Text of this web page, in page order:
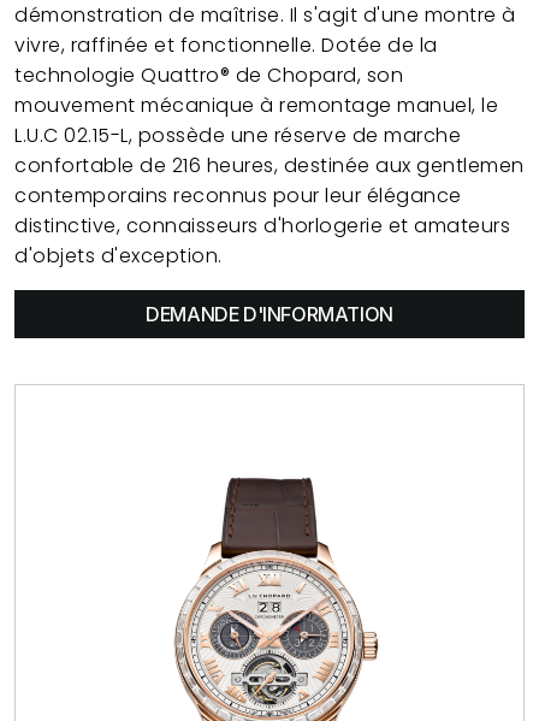
démonstration de maîtrise. Il s'agit d'une montre à
vivre, raffinée et fonctionnelle. Dotée de la
technologie Quattro® de Chopard, son
mouvement mécanique à remontage manuel, le
L.U.C 02.15-L, possède une réserve de marche
confortable de 216 heures, destinée aux gentlemen
contemporains reconnus pour leur élégance
distinctive, connaisseurs d'horlogerie et amateurs
d'objets d'exception.
DEMANDE D'INFORMATION